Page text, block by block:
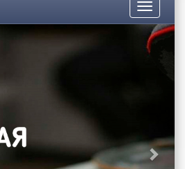
Toggle
Next